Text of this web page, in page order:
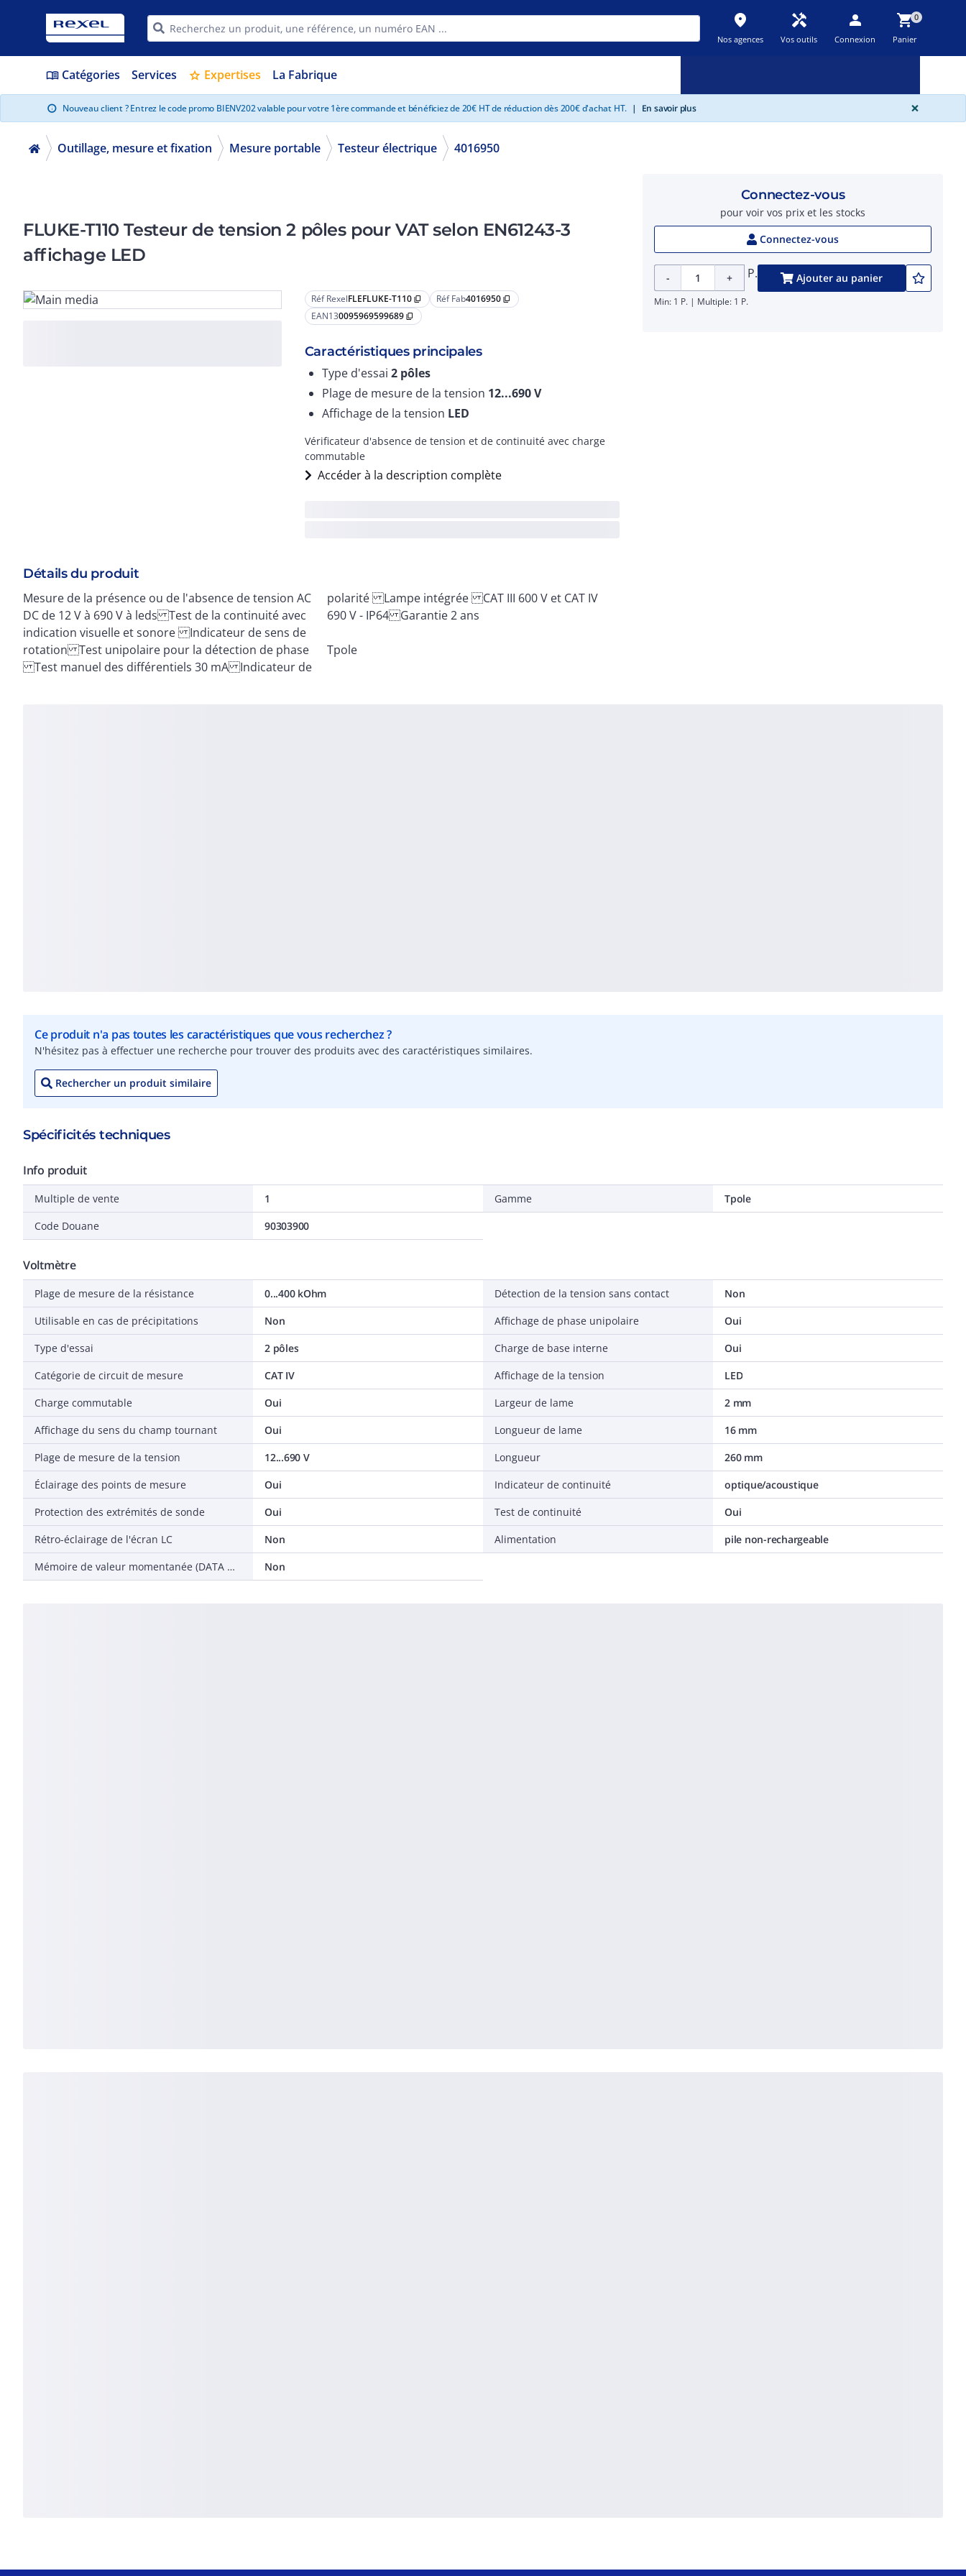
place
Nos agences
handyman
Vos outils
person
Connexion
shopping_cart0
Panier
menu_book Catégories Services star Expertises La Fabrique
info Nouveau client ? Entrez le code promo BIENV202 valable pour votre 1ère commande et bénéficiez de 20€ HT de réduction dès 200€ d'achat HT. | En savoir plus ×
Outillage, mesure et fixation Mesure portable Testeur électrique 4016950
FLUKE-T110 Testeur de tension 2 pôles pour VAT selon EN61243-3
affichage LED
Réf RexelFLEFLUKE-T110 content_copy Réf Fab4016950 content_copy
EAN130095969599689 content_copy
Caractéristiques principales
Type d'essai 2 pôles
Plage de mesure de la tension 12...690V
Affichage de la tension LED
Vérificateur d'absence de tension et de continuité avec charge
commutable
Accéder à la description complète
Détails du produit
Mesure de la présence ou de l'absence de tension AC
DC de 12 V à 690 V à leds Test de la continuité avec
indication visuelle et sonore Indicateur de sens de
rotation Test unipolaire pour la détection de phase
Test manuel des différentiels 30 mA Indicateur de
polarité Lampe intégrée CAT III 600 V et CAT IV
690 V - IP64 Garantie 2 ans
Tpole
Connectez-vous
pour voir vos prix et les stocks
Connectez-vous
- + P. Ajouter au panier
Min: 1 P. | Multiple: 1 P.
Ce produit n'a pas toutes les caractéristiques que vous recherchez ?
N'hésitez pas à effectuer une recherche pour trouver des produits avec des caractéristiques similaires.
Rechercher un produit similaire
Spécificités techniques
Info produit
Multiple de vente
1
Code Douane
90303900
Gamme Tpole
Voltmètre
Plage de mesure de la résistance
0...400 kOhm
Utilisable en cas de précipitations
Non
Type d'essai
2 pôles
Catégorie de circuit de mesure
CAT IV
Charge commutable
Oui
Affichage du sens du champ tournant
Oui
Plage de mesure de la tension
12...690 V
Éclairage des points de mesure
Oui
Protection des extrémités de sonde
Oui
Rétro-éclairage de l'écran LC
Non
Mémoire de valeur momentanée (DATA Hold)
Non
Détection de la tension sans contact
Non
Affichage de phase unipolaire
Oui
Charge de base interne
Oui
Affichage de la tension
LED
Largeur de lame
2 mm
Longueur de lame
16 mm
Longueur
260 mm
Indicateur de continuité
optique/acoustique
Test de continuité
Oui
Alimentation
pile non-rechargeable